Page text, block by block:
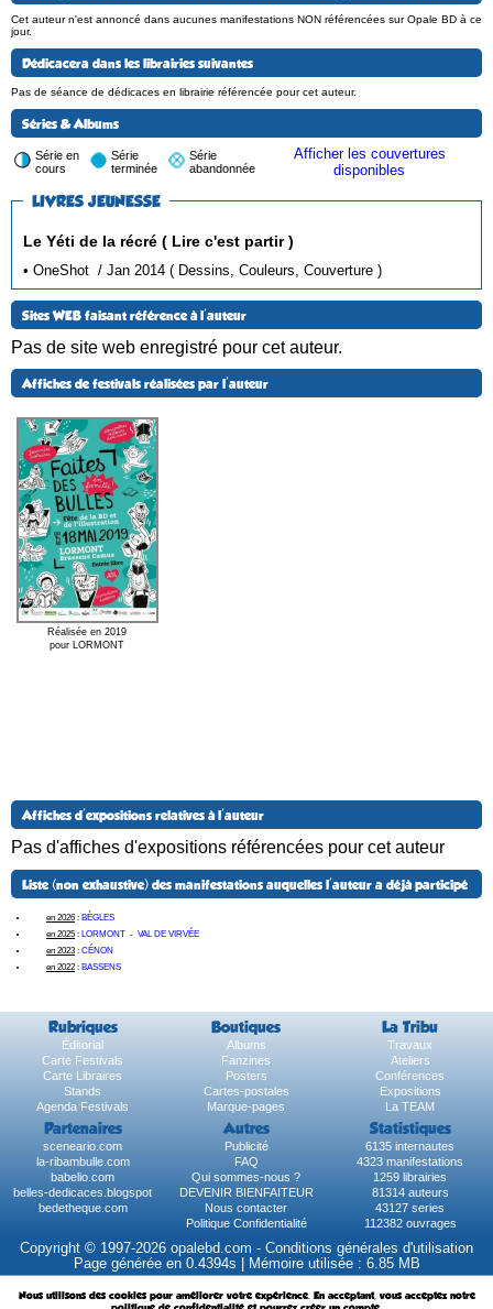
Cet auteur n'est annoncé dans aucunes manifestations NON référencées sur Opale BD à ce
jour.
Dédicacera dans les librairies suivantes
Pas de séance de dédicaces en librairie référencée pour cet auteur.
Séries & Albums
Série en
cours
Série
terminée
Série
abandonnée
Afficher les couvertures
disponibles
LIVRES JEUNESSE
Le Yéti de la récré ( Lire c'est partir )
• OneShot / Jan 2014 ( Dessins, Couleurs, Couverture )
Sites WEB faisant référence à l'auteur
Pas de site web enregistré pour cet auteur.
Affiches de festivals réalisées par l'auteur
Réalisée en 2019
pour LORMONT
Affiches d'expositions relatives à l'auteur
Pas d'affiches d'expositions référencées pour cet auteur
Liste (non exhaustive) des manifestations auquelles l'auteur a déjà participé
en 2026 : BÈGLES
en 2025 : LORMONT - VAL DE VIRVÉE
en 2023 : CÉNON
en 2022 : BASSENS
Rubriques Boutiques La Tribu
Éditorial Albums
Travaux
Carte Festivals
Fanzines
Ateliers
Carte Libraires
Posters
Conférences
Stands
Cartes-postales
Expositions
Agenda Festivals
Marque-pages La TEAM
Partenaires Autres Statistiques
sceneario.com Publicité
6135 internautes
la-ribambulle.com
FAQ
4323 manifestations
babelio.com
Qui sommes-nous ?
1259 librairies
belles-dedicaces.blogspot
DEVENIR BIENFAITEUR
81314 auteurs
bedetheque.com
Nous contacter
43127 series
Politique Confidentialité
112382 ouvrages
Copyright © 1997-2026 opalebd.com - Conditions générales d'utilisation
Page générée en 0.4394s | Mémoire utilisée : 6.85 MB
Nous utilisons des cookies pour améliorer votre expérience. En acceptant, vous acceptez notre